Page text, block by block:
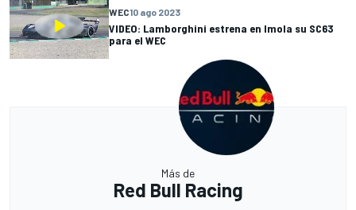
WEC10 ago 2023
VIDEO: Lamborghini estrena en Imola su SC63
para el WEC
Más de
Red Bull Racing